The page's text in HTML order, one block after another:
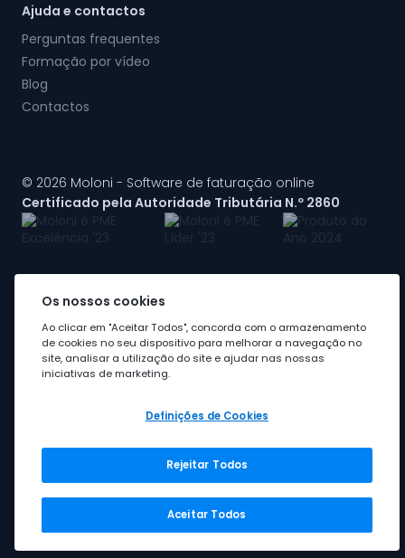
Ajuda e contactos
Perguntas frequentes
Formação por vídeo
Blog
Contactos
© 2026 Moloni - Software de faturação online
Certificado pela Autoridade Tributária N.º 2860
A Moloni faz parte dogrupo Visma
Grupo Visma
Visma em Portugal
Os nossos cookies
Ao clicar em "Aceitar Todos", concorda com o armazenamento
de cookies no seu dispositivo para melhorar a navegação no
site, analisar a utilização do site e ajudar nas nossas
iniciativas de marketing.
Definições de Cookies
Rejeitar Todos
Aceitar Todos